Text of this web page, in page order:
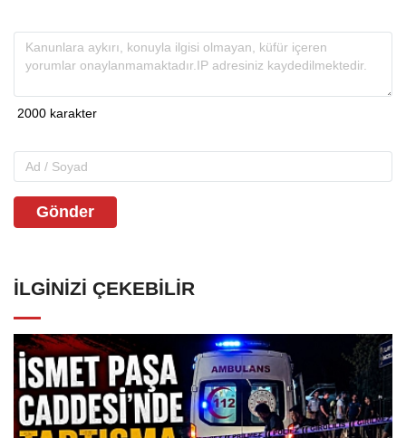
Gönder
İLGINIZI ÇEKEBILIR